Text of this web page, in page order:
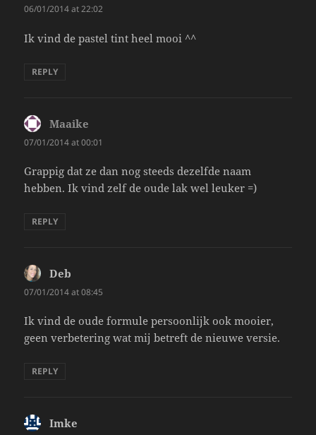
06/01/2014 at 22:02
Ik vind de pastel tint heel mooi ^^
REPLY
Maaike
07/01/2014 at 00:01
Grappig dat ze dan nog steeds dezelfde naam
hebben. Ik vind zelf de oude lak wel leuker =)
REPLY
Deb
07/01/2014 at 08:45
Ik vind de oude formule persoonlijk ook mooier,
geen verbetering wat mij betreft de nieuwe versie.
REPLY
Imke